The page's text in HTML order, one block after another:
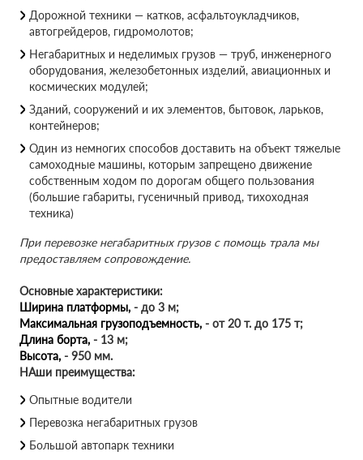
Дорожной техники — катков, асфальтоукладчиков,
автогрейдеров, гидромолотов;
Негабаритных и неделимых грузов — труб, инженерного
оборудования, железобетонных изделий, авиационных и
космических модулей;
Зданий, сооружений и их элементов, бытовок, ларьков,
контейнеров;
Один из немногих способов доставить на объект тяжелые
самоходные машины, которым запрещено движение
собственным ходом по дорогам общего пользования
(большие габариты, гусеничный привод, тихоходная
техника)
При перевозке негабаритных грузов с помощь трала мы
предоставляем сопровождение.
Основные характеристики:
Ширина платформы, - до 3 м;
Максимальная грузоподъемность, - от 20 т. до 175 т;
Длина борта, - 13 м;
Высота, - 950 мм.
НАши преимущества:
Опытные водители
Перевозка негабаритных грузов
Большой автопарк техники